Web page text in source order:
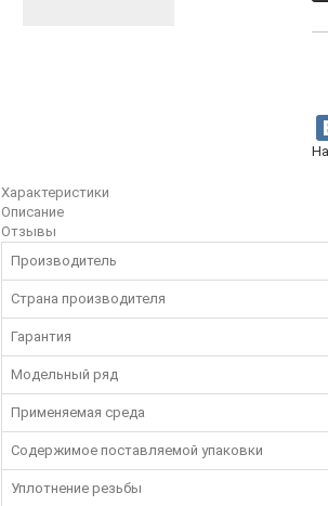
Характеристики
Описание
Отзывы
Производитель
Страна производителя
Гарантия
Модельный ряд
Применяемая среда
Содержимое поставляемой упаковки
Уплотнение резьбы